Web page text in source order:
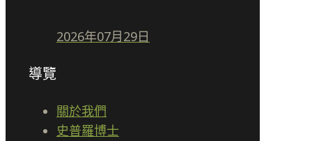
2026年07月29日
導覽
關於我們
史普羅博士